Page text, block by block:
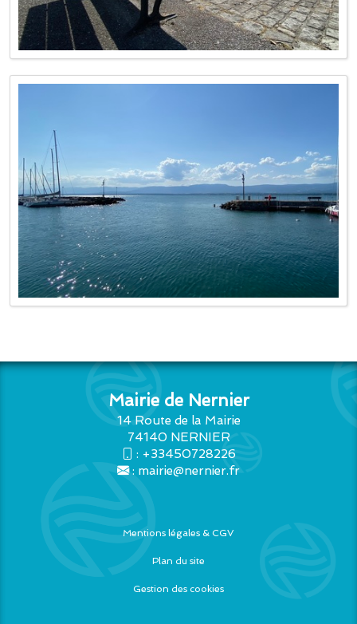
Mairie de Nernier
14 Route de la Mairie
74140 NERNIER
: +33450728226
: mairie@nernier.fr
Mentions légales & CGV
Plan du site
Gestion des cookies